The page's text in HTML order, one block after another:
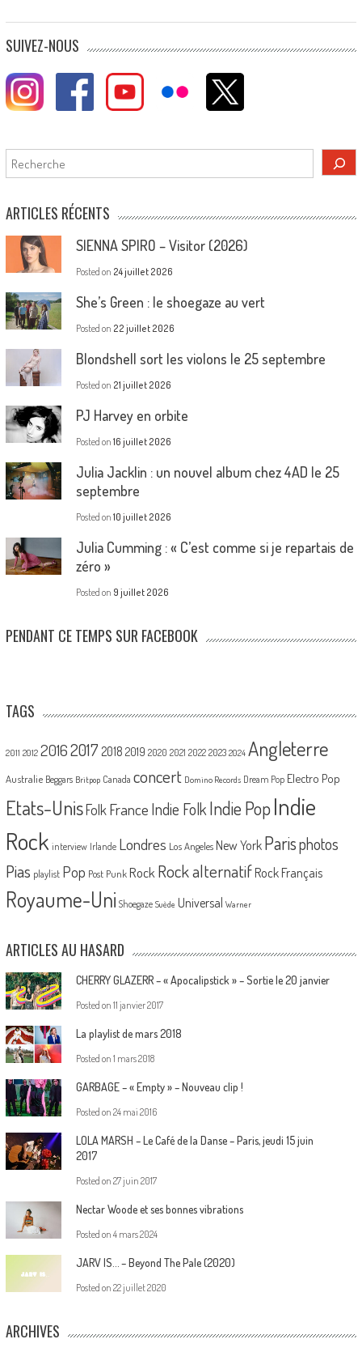
SUIVEZ-NOUS
Rechercher
ARTICLES RÉCENTS
SIENNA SPIRO – Visitor (2026)
Posted on 24 juillet 2026
She’s Green : le shoegaze au vert
Posted on 22 juillet 2026
Blondshell sort les violons le 25 septembre
Posted on 21 juillet 2026
PJ Harvey en orbite
Posted on 16 juillet 2026
Julia Jacklin : un nouvel album chez 4AD le 25
septembre
Posted on 10 juillet 2026
Julia Cumming : « C’est comme si je repartais de
zéro »
Posted on 9 juillet 2026
PENDANT CE TEMPS SUR FACEBOOK
TAGS
2011 2012 20162017 2018 2019 2020 2021 2022 2023 2024 Angleterre
Australie Beggars Britpop Canada concert Domino Records Dream Pop Electro Pop
Etats-UnisFolk France Indie FolkIndie PopIndie
Rock interview Irlande Londres Los Angeles New York Parisphotos
Pias playlist Pop Post Punk Rock Rock alternatif Rock Français
Royaume-Uni Shoegaze Suède Universal Warner
ARTICLES AU HASARD
CHERRY GLAZERR – « Apocalipstick » – Sortie le 20 janvier
Posted on 11 janvier 2017
La playlist de mars 2018
Posted on 1 mars 2018
GARBAGE – « Empty » – Nouveau clip !
Posted on 24 mai 2016
LOLA MARSH – Le Café de la Danse – Paris, jeudi 15 juin
2017
Posted on 27 juin 2017
Nectar Woode et ses bonnes vibrations
Posted on 4 mars 2024
JARV IS… – Beyond The Pale (2020)
Posted on 22 juillet 2020
ARCHIVES